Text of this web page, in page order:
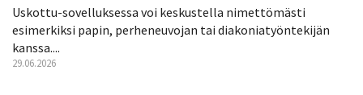
Uskottu-sovelluksessa voi keskustella nimettömästi
esimerkiksi papin, perheneuvojan tai diakoniatyöntekijän
kanssa....
29.06.2026